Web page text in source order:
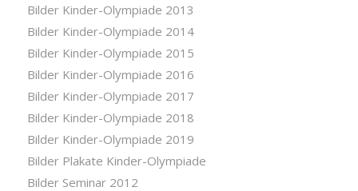
Bilder Kinder-Olympiade 2013
Bilder Kinder-Olympiade 2014
Bilder Kinder-Olympiade 2015
Bilder Kinder-Olympiade 2016
Bilder Kinder-Olympiade 2017
Bilder Kinder-Olympiade 2018
Bilder Kinder-Olympiade 2019
Bilder Plakate Kinder-Olympiade
Bilder Seminar 2012